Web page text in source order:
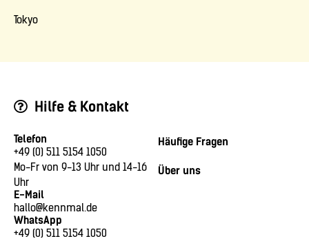
Tokyo
Hilfe & Kontakt
Telefon
+49 (0) 511 5154 1050
Mo-Fr von 9-13 Uhr und 14-16
Uhr
E-Mail
hallo@kennmal.de
WhatsApp
+49 (0) 511 5154 1050
Häufige Fragen
Über uns